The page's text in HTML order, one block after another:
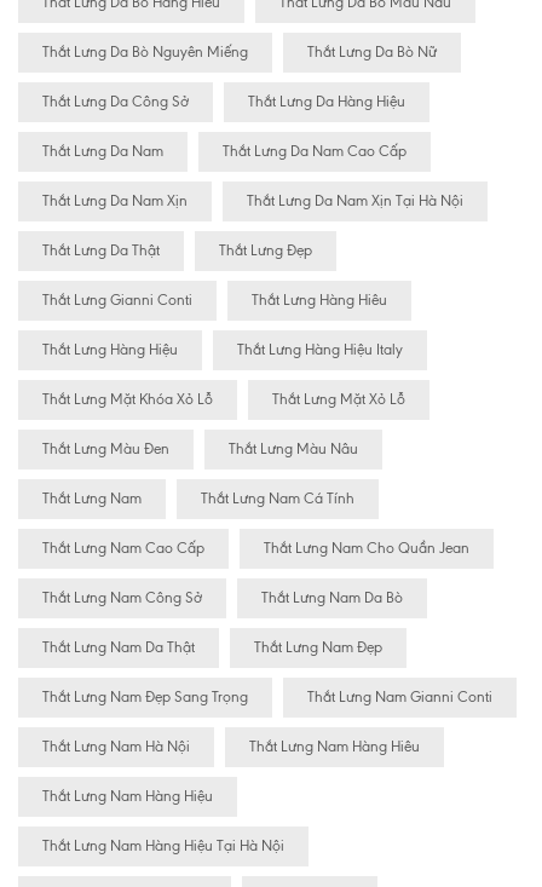
Thắt Lưng Da Bò Nguyên Miếng Thắt Lưng Da Bò Nữ
Thắt Lưng Da Công Sở Thắt Lưng Da Hàng Hiệu
Thắt Lưng Da Nam Thắt Lưng Da Nam Cao Cấp
Thắt Lưng Da Nam Xịn Thắt Lưng Da Nam Xịn Tại Hà Nội
Thắt Lưng Da Thật Thắt Lưng Đẹp
Thắt Lưng Gianni Conti Thắt Lưng Hàng Hiêu
Thắt Lưng Hàng Hiệu Thắt Lưng Hàng Hiệu Italy
Thắt Lưng Mặt Khóa Xỏ Lỗ Thắt Lưng Mặt Xỏ Lỗ
Thắt Lưng Màu Đen Thắt Lưng Màu Nâu
Thắt Lưng Nam Thắt Lưng Nam Cá Tính
Thắt Lưng Nam Cao Cấp Thắt Lưng Nam Cho Quần Jean
Thắt Lưng Nam Công Sở Thắt Lưng Nam Da Bò
Thắt Lưng Nam Da Thật Thắt Lưng Nam Đẹp
Thắt Lưng Nam Đẹp Sang Trọng Thắt Lưng Nam Gianni Conti
Thắt Lưng Nam Hà Nội Thắt Lưng Nam Hàng Hiêu
Thắt Lưng Nam Hàng Hiệu
Thắt Lưng Nam Hàng Hiệu Tại Hà Nội